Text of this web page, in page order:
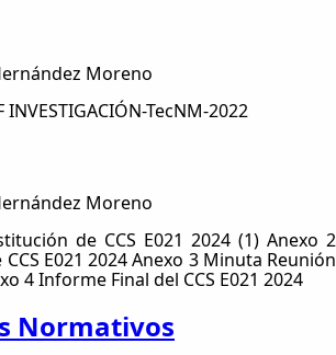
Moreno
INVESTIGACIÓN-TecNM-2022
Moreno
de CCS E021 2024 (1) Anexo 2
E021 2024 Anexo 3 Minuta Reunión
4 Informe Final del CCS E021 2024
Normativos